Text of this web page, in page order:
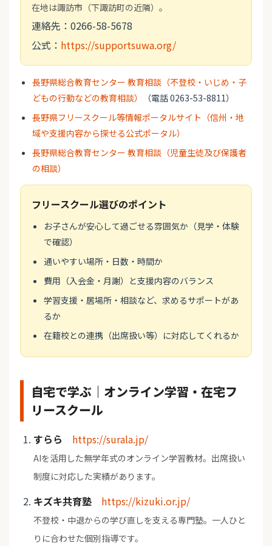
在地は諏訪市（下諏訪町の近隣）。
連絡先：0266-58-5678
公式： https://supportsuwa.org/
長野県総合教育センター 教育相談（不登校・いじめ・子
どもの行動などの教育相談）
（電話 0263-53-8811）
長野県フリースクール等情報ポータルサイト（信州・地
域や支援内容から探せる公式ポータル）
長野県総合教育センター 教育相談（児童生徒及び保護者
の相談）
フリースクール選びのポイント
お子さんが安心して過ごせる雰囲気か（見学・体験
で確認）
通いやすい場所・日数・時間か
費用（入会金・月謝）と支援内容のバランス
学習支援・居場所・相談など、求めるサポートがあ
るか
在籍校との連携（出席扱い等）に対応してくれるか
自宅で学ぶ｜オンライン学習・在宅フ
リースクール
すらら https://surala.jp/
AIを活用した無学年式のオンライン学習教材。出席扱い
制度に対応した実績があります。
キズキ共育塾 https://kizuki.or.jp/
不登校・中退からの学び直しを支える専門塾。一人ひと
りに合わせた個別指導です。